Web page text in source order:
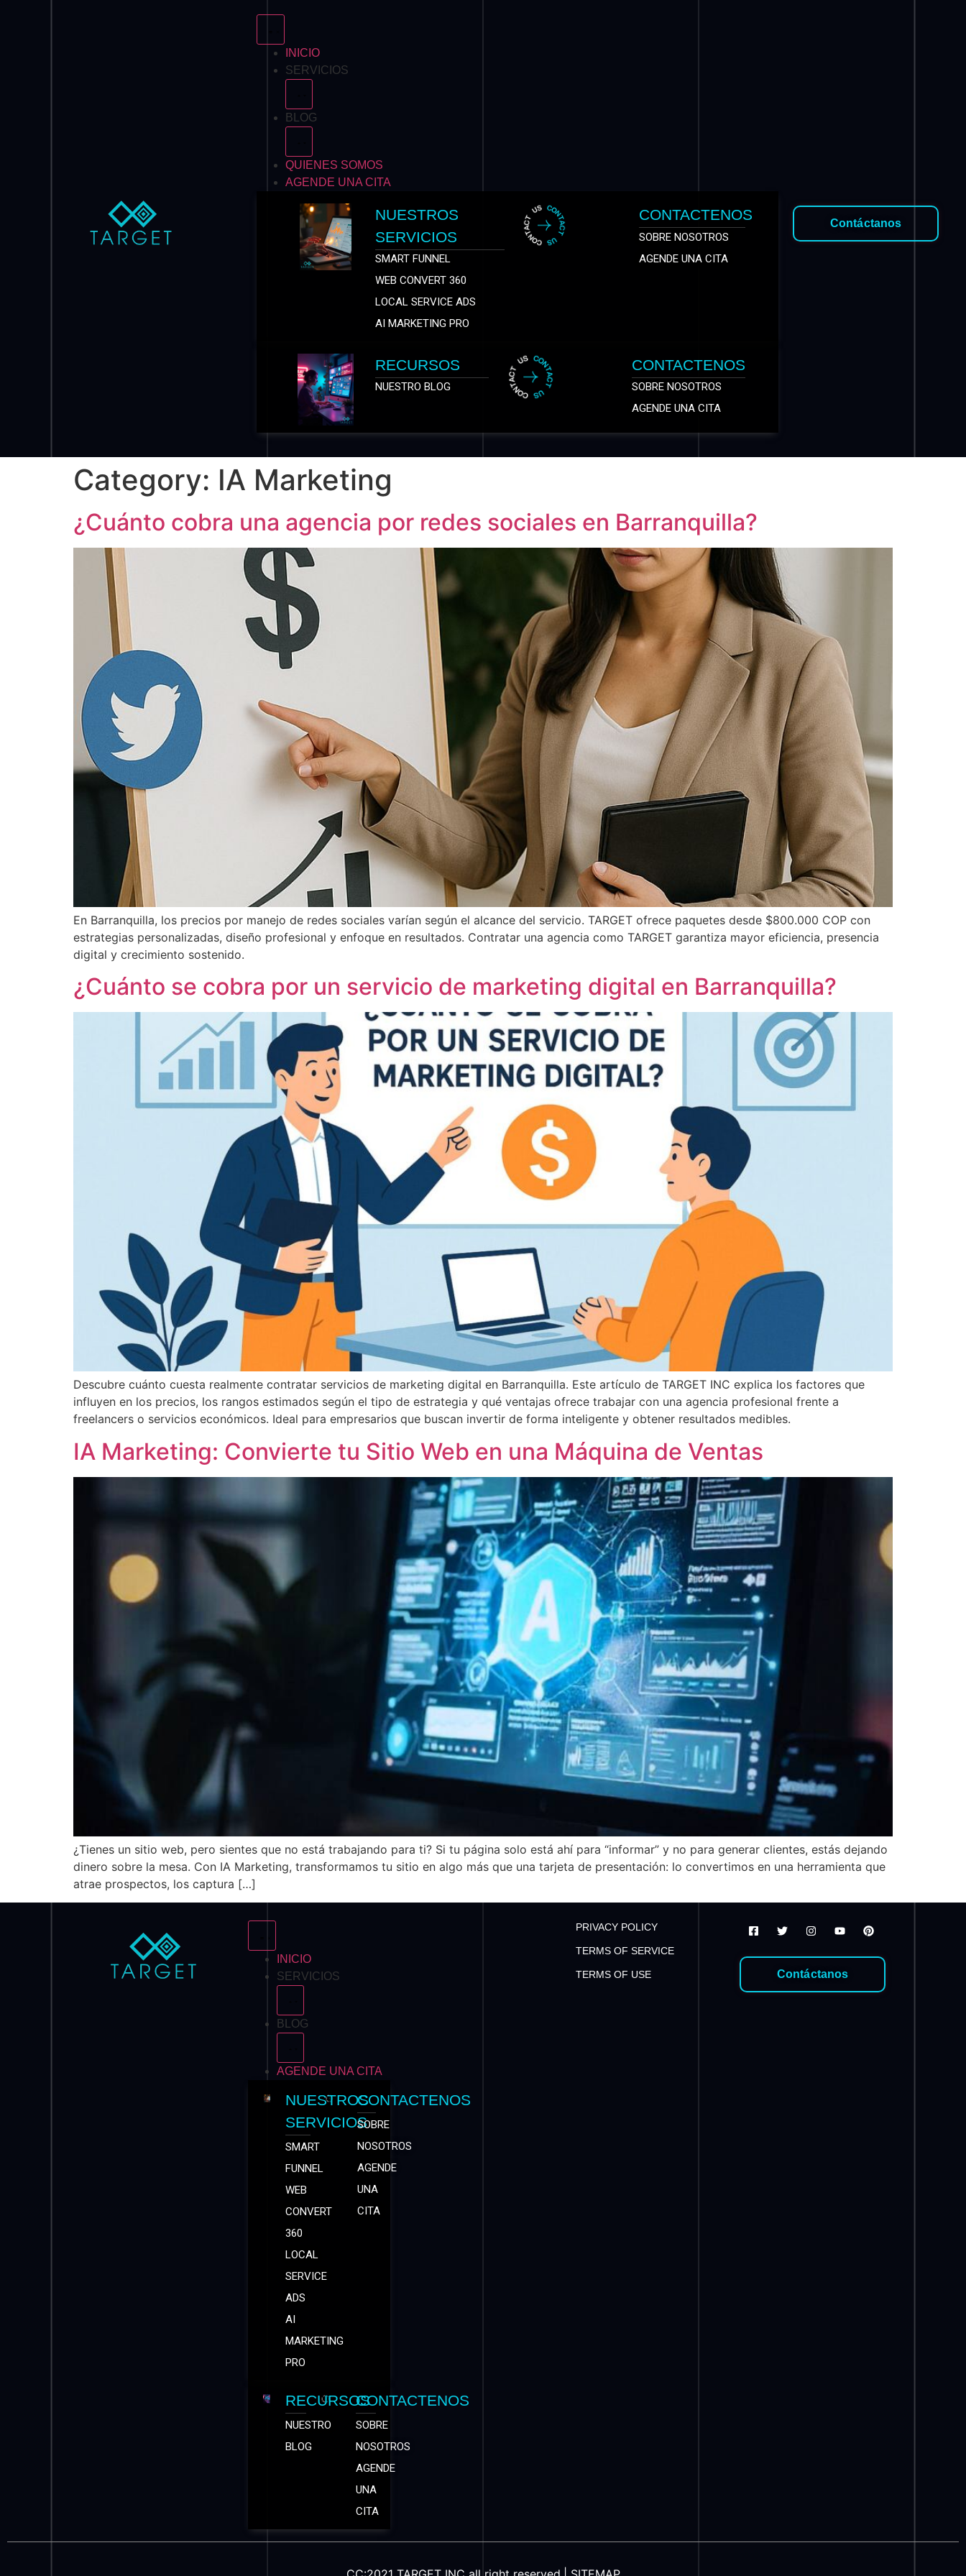
INICIO
SERVICIOS
BLOG
QUIENES SOMOS
AGENDE UNA CITA
NUESTROS
SERVICIOS
SMART FUNNEL
WEB CONVERT 360
LOCAL SERVICE ADS
AI MARKETING PRO
CONTACTENOS
SOBRE NOSOTROS
AGENDE UNA CITA
RECURSOS
NUESTRO BLOG
CONTACTENOS
SOBRE NOSOTROS
AGENDE UNA CITA
Contáctanos
Category: IA Marketing
¿Cuánto cobra una agencia por redes sociales en Barranquilla?
En Barranquilla, los precios por manejo de redes sociales varían según el alcance del servicio. TARGET ofrece paquetes desde $800.000 COP con
estrategias personalizadas, diseño profesional y enfoque en resultados. Contratar una agencia como TARGET garantiza mayor eficiencia, presencia
digital y crecimiento sostenido.
¿Cuánto se cobra por un servicio de marketing digital en Barranquilla?
Descubre cuánto cuesta realmente contratar servicios de marketing digital en Barranquilla. Este artículo de TARGET INC explica los factores que
influyen en los precios, los rangos estimados según el tipo de estrategia y qué ventajas ofrece trabajar con una agencia profesional frente a
freelancers o servicios económicos. Ideal para empresarios que buscan invertir de forma inteligente y obtener resultados medibles.
IA Marketing: Convierte tu Sitio Web en una Máquina de Ventas
¿Tienes un sitio web, pero sientes que no está trabajando para ti? Si tu página solo está ahí para “informar” y no para generar clientes, estás dejando
dinero sobre la mesa. Con IA Marketing, transformamos tu sitio en algo más que una tarjeta de presentación: lo convertimos en una herramienta que
atrae prospectos, los captura […]
INICIO
SERVICIOS
BLOG
AGENDE UNA CITA
NUESTROS
SERVICIOS
SMART
FUNNEL
WEB
CONVERT
360
LOCAL
SERVICE
ADS
AI
MARKETING
PRO
CONTACTENOS
SOBRE
NOSOTROS
AGENDE
UNA
CITA
RECURSOS
NUESTRO
BLOG
CONTACTENOS
SOBRE
NOSOTROS
AGENDE
UNA
CITA
PRIVACY POLICY
TERMS OF SERVICE
TERMS OF USE Contáctanos